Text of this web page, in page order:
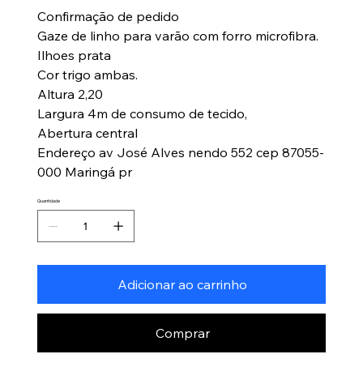
Confirmação de pedido
Gaze de linho para varão com forro microfibra.
Ilhoes prata
Cor trigo ambas.
Altura 2,20
Largura 4m de consumo de tecido,
Abertura central
Endereço av José Alves nendo 552 cep 87055-
000 Maringá pr
Quantidade
Adicionar ao carrinho
Comprar